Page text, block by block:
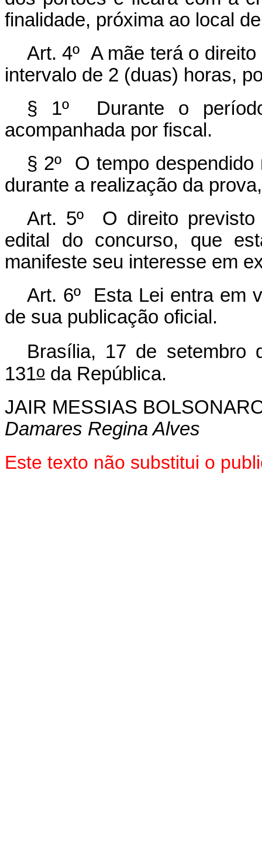
finalidade, próxima ao local
Art. 4º A mãe terá o
intervalo de 2 (duas) horas,
§ 1º Durante o
acompanhada por fiscal.
§ 2º O tempo despendido
durante a realização da
Art. 5º O direito
edital do concurso, que
manifeste seu interesse em
Art. 6º Esta Lei entra em
de sua publicação oficial.
Brasília, 17 de setembro
131o da República.
JAIR MESSIAS
Damares Regina Alves
Este texto não substitui o